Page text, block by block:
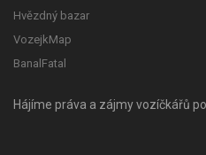
Hvězdný bazar
VozejkMap
BanalFatal
Hájíme práva a zájmy vozíčkářů